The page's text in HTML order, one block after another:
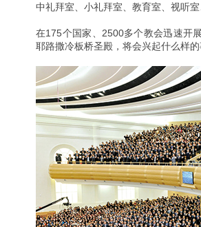
中礼拜室、小礼拜室、教育室、视听
在175个国家、2500多个教会迅速开
耶路撒冷板桥圣殿，将会兴起什么样的